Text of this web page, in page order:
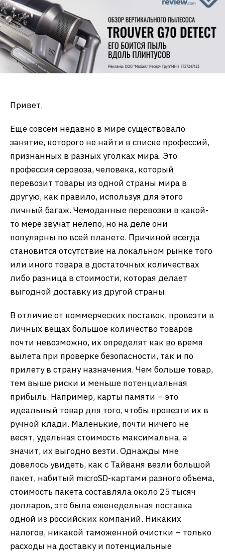
Привет.
Еще совсем недавно в мире существовало
занятие, которого не найти в списке профессий,
признанных в разных уголках мира. Это
профессия серовоза, человека, который
перевозит товары из одной страны мира в
другую, как правило, используя для этого
личный багаж. Чемоданные перевозки в какой-
то мере звучат нелепо, но на деле они
популярны по всей планете. Причиной всегда
становится отсутствие на локальном рынке того
или иного товара в достаточных количествах
либо разница в стоимости, которая делает
выгодной доставку из другой страны.
В отличие от коммерческих поставок, провезти в
личных вещах большое количество товаров
почти невозможно, их определят как во время
вылета при проверке безопасности, так и по
прилету в страну назначения. Чем больше товар,
тем выше риски и меньше потенциальная
прибыль. Например, карты памяти – это
идеальный товар для того, чтобы провезти их в
ручной клади. Маленькие, почти ничего не
весят, удельная стоимость максимальна, а
значит, их выгодно везти. Однажды мне
довелось увидеть, как с Тайваня везли большой
пакет, набитый microSD-картами разного объема,
стоимость пакета составляла около 25 тысяч
долларов, это была еженедельная поставка
одной из российских компаний. Никаких
налогов, никакой таможенной очистки – только
расходы на доставку и потенциальные